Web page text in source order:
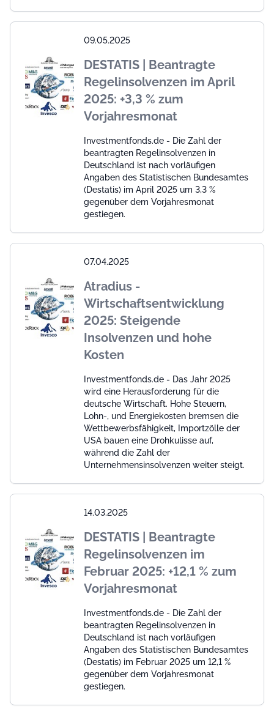
09.05.2025
DESTATIS | Beantragte
Regelinsolvenzen im April
2025: +3,3 % zum
Vorjahresmonat
Investmentfonds.de - Die Zahl der
beantragten Regelinsolvenzen in
Deutschland ist nach vorläufigen
Angaben des Statistischen Bundesamtes
(Destatis) im April 2025 um 3,3 %
gegenüber dem Vorjahresmonat
gestiegen.
07.04.2025
Atradius -
Wirtschaftsentwicklung
2025: Steigende
Insolvenzen und hohe
Kosten
Investmentfonds.de - Das Jahr 2025
wird eine Herausforderung für die
deutsche Wirtschaft. Hohe Steuern,
Lohn-, und Energiekosten bremsen die
Wettbewerbsfähigkeit, Importzölle der
USA bauen eine Drohkulisse auf,
während die Zahl der
Unternehmensinsolvenzen weiter steigt.
14.03.2025
DESTATIS | Beantragte
Regelinsolvenzen im
Februar 2025: +12,1 % zum
Vorjahresmonat
Investmentfonds.de - Die Zahl der
beantragten Regelinsolvenzen in
Deutschland ist nach vorläufigen
Angaben des Statistischen Bundesamtes
(Destatis) im Februar 2025 um 12,1 %
gegenüber dem Vorjahresmonat
gestiegen.